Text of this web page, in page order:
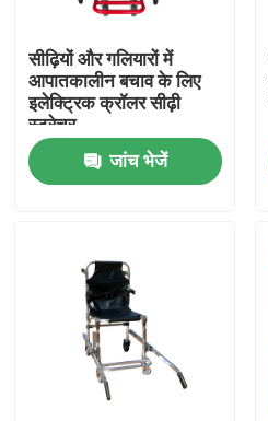
सीढ़ियों और गलियारों में
आपातकालीन बचाव के लिए
इलेक्ट्रिक क्रॉलर सीढ़ी
स्ट्रेचर
जांच भेजें